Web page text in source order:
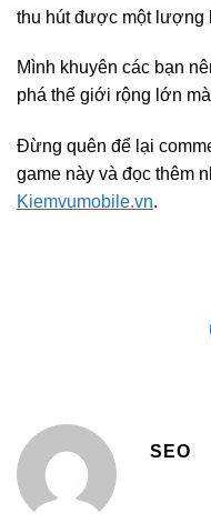
thu hút được một
Mình khuyên các bạn
phá thế giới rộng lớn
Đừng quên để lại
game này và đọc thêm
Kiemvumobile.vn.
SEO